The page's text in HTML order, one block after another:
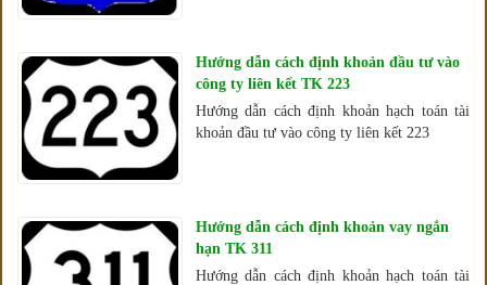
Hướng dẫn cách định khoản đầu tư vào
công ty liên kết TK 223
Hướng dẫn cách định khoản hạch toán tài
khoản đầu tư vào công ty liên kết 223
Hướng dẫn cách định khoản vay ngắn
hạn TK 311
Hướng dẫn cách định khoản hạch toán tài